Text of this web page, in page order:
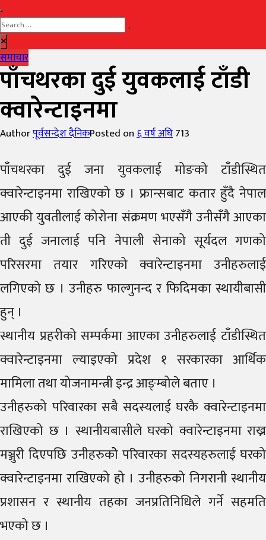
समाचार
पाँचथरका दुई युवकलाई टाँडी
क्वारेन्टाइनमा
Authorपूर्वसन्देश दैनिकPosted on६ वर्ष अघि713
पाँचथरका दुई जना युवकलाई मोङको टाँडीस्थित
क्वारेन्टाइनमा राखिएको छ । फ्रान्सबाट कतार हुँदै नेपाल
आएकी युवतीलाई कोरोना संक्रमण भएसँगै उनीसँगै आएका
ती दुई जनालाई पनि नेपाली सेनाको सूर्यदल गणको
परिसरमा तयार गरिएको क्वारेन्टाइनमा उनीहरुलाई
लगिएको छ । उनीहरु फाल्गुनन्द र फिदिमका स्थायीबासी
हुन् ।
स्थानीय प्रहरीको सम्पर्कमा आएका उनीहरुलाई टाँडीस्थित
क्वारेन्टाइनमा ल्याइएको प्रदेश १ सरकारका आर्थिक
मामिला तथा योजनामन्त्री इन्द्र आङ्म्बोले बताए ।
उनीहरुको परिवारका सबै सदस्यलाई घरकै क्वारेन्टाइनमा
राखिएको छ । स्थानीयबासीले घरको क्वारेन्टाइनमा राख्न
मञ्जुरी दिएपछि उनीहरुकोे परिवारका सदस्यहरुलाई घरको
क्वारेन्टाइनमा राखिएको हो । उनीहरुको निगरानी स्थानीय
प्रशासन र स्थानीय तहका जनप्रतिनिधिले गर्ने सहमति
भएको छ ।